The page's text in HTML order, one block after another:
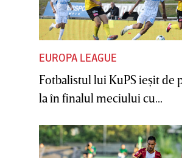
EUROPA LEAGUE
Fotbalistul lui KuPS ieşit de
la în finalul meciului cu...